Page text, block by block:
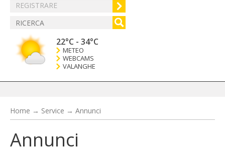
REGISTRARE
22°C - 34°C
METEO
WEBCAMS
VALANGHE
Home → Service → Annunci
Annunci